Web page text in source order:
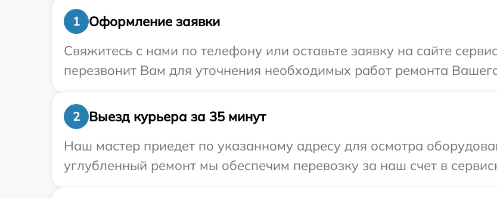
1
Оформление заявки
Свяжитесь с нами по телефону или оставьте заявку на сайте
перезвонит Вам для уточнения необходимых работ ремонта
2
Выезд курьера за 35 минут
Наш мастер приедет по указанному адресу для осмотра
углубленный ремонт мы обеспечим перевозку за наш счет в